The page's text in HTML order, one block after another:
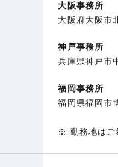
大阪事務所
大阪府大阪市
神戸事務所
兵庫県神戸市
福岡事務所
福岡県福岡市
※ 勤務地はご